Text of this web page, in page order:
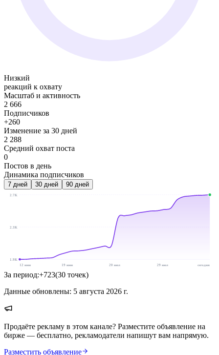
Низкий
реакций к охвату
Масштаб и активность
2 666
Подписчиков
+260
Изменение за 30 дней
2 288
Средний охват поста
0
Постов в день
Динамика подписчиков
7 дней 30 дней 90 дней
2.7K
2.3K
1.9K
12 июн
19 июн 20 июл 29 июл сегодня
За период:+723(30 точек)
Данные обновлены: 5 августа 2026 г.
Продаёте рекламу в этом канале? Разместите объявление на
бирже — бесплатно, рекламодатели напишут вам напрямую.
Разместить объявление